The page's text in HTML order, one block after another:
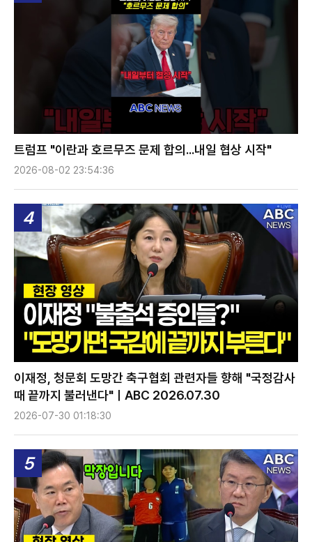
트럼프 "이란과 호르무즈 문제 합의...내일 협상 시작"
2026-08-02 23:54:36
4
이재정, 청문회 도망간 축구협회 관련자들 향해 "국정감사
때 끝까지 불러낸다"ㅣABC 2026.07.30
2026-07-30 01:18:30
5